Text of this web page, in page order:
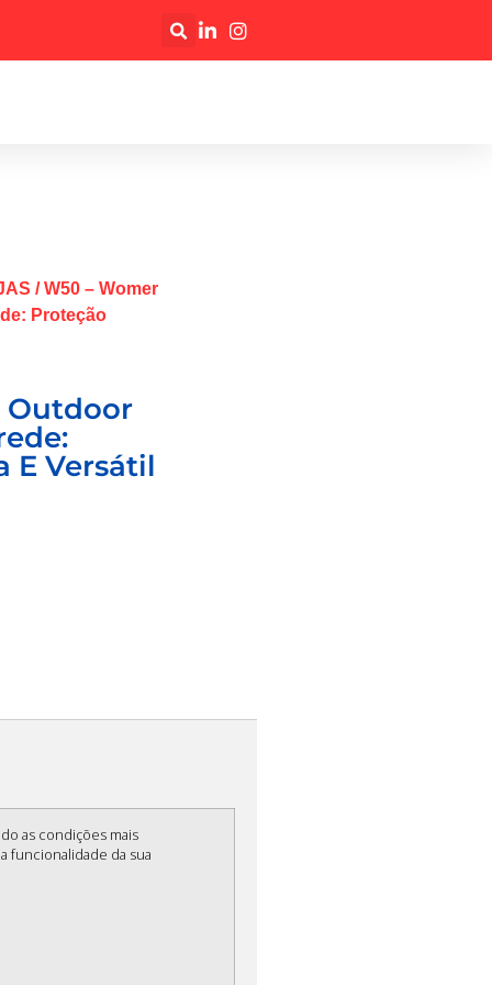
/ W50 – Womer
Proteção
Outdoor
E Versátil
as condições mais
funcionalidade da sua